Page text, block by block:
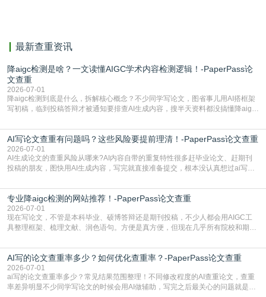
最新查重资讯
降aigc检测是啥？一文读懂AIGC学术内容检测逻辑！-PaperPass论
文查重
2026-07-01
降aigc检测到底是什么，拆解核心概念？不少同学写论文，图省事儿用AI搭框架
写初稿，临到投稿答辩才被通知要排查AI生成内容，搜半天资料都没搞懂降aigc
怕是已经入行的科研人员，不少人也搞不清降aigc检测是啥，对相关要求摸不
准。其实，降aigc检测是伴随AIGC工具在学术领域普及诞生的新需求，核心是为
了满足现在高校、期刊对AI生
AI写论文查重有问题吗？这些风险要提前理清！-PaperPass论文查重
2026-07-01
AI生成论文的查重风险从哪来?AI内容自带的重复特性很多赶毕业论文、赶期刊
投稿的朋友，图快用AI生成内容，写完就直接准备提交，根本没认真想过ai写论
自带不可忽视的查重风险。AI训练依赖海量公开的文本数据，生成内容本质是基
于训练数据的概率拼接，不是从零开始的原创创作。生成过程中，很容易复用已
有的高频公共表述，甚至直接拼接已经公开
专业降aigc检测的网站推荐！-PaperPass论文查重
2026-07-01
现在写论文，不管是本科毕业、硕博答辩还是期刊投稿，不少人都会用AIGC工
具整理框架、梳理文献、润色语句。方便是真方便，但现在几乎所有院校和期刊
五遍还是过不了预检测的大有人在，这时候，找到靠谱的降AIGC检测率的网
站，就能少走好多弯路。PaperPass：守护学术原创性的智能伙伴AIGC生成内
容的学术合规痛点去年帮一个本科师弟改
AI写的论文查重率多少？如何优化查重率？-PaperPass论文查重
2026-07-01
ai写的论文查重率多少？常见结果范围整理！不同修改程度的AI查重论文，查重
率差异明显不少同学写论文的时候会用AI做辅助，写完之后最关心的问题就是ai